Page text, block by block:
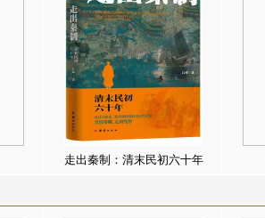
走出秦制：清末民初六十年